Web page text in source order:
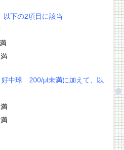
2項目に該当
200/μl未満に加えて、以